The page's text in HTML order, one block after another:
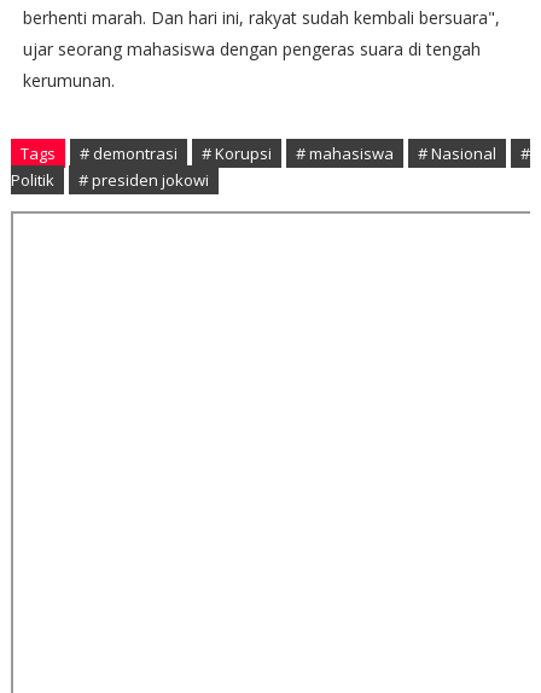
berhenti marah. Dan hari ini, rakyat sudah kembali bersuara",
ujar seorang mahasiswa dengan pengeras suara di tengah
kerumunan.
Tags # demontrasi # Korupsi # mahasiswa # Nasional
#
Politik
# presiden jokowi